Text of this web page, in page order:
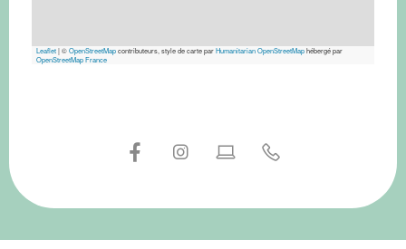
Leaflet|©OpenStreetMapcontributeurs, style de carte parHumanitarian OpenStreetMaphébergé par
OpenStreetMap France